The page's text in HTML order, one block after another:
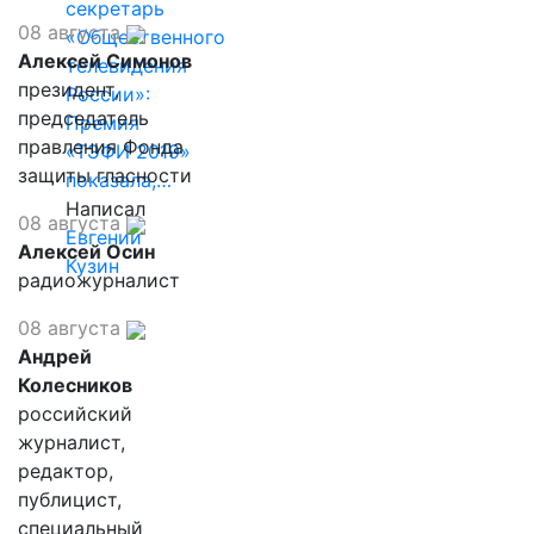
секретарь
«Общественного
телевидения
России»:
Премия
«ТЭФИ 2019»
показала,…
Написал
Евгений
Кузин
08 августа
Алексей Симонов
президент,
председатель
правления Фонда
защиты гласности
08 августа
Алексей Осин
радиожурналист
08 августа
Андрей
Колесников
российский
журналист,
редактор,
публицист,
специальный